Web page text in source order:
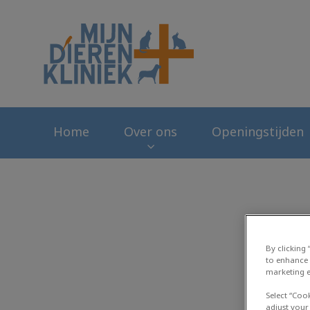
Home Over ons Openingstijden
By clicking
to
marketing
Select
adjust